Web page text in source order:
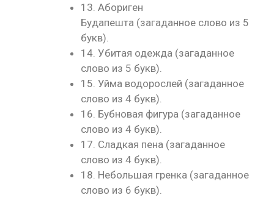
13. Абориген
Будапешта (загаданное слово из 5
букв).
14. Убитая одежда (загаданное
слово из 5 букв).
15. Уйма водорослей (загаданное
слово из 4 букв).
16. Бубновая фигура (загаданное
слово из 4 букв).
17. Сладкая пена (загаданное
слово из 4 букв).
18. Небольшая гренка (загаданное
слово из 6 букв).